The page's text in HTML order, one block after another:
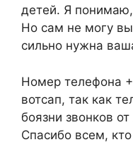
детей. Я
Но сам не могу
сильно нужна
Номер телефона
вотсап, так как
боязни звонков
Спасибо всем, кто